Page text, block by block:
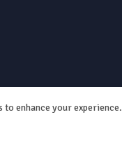
to enhance your experience.